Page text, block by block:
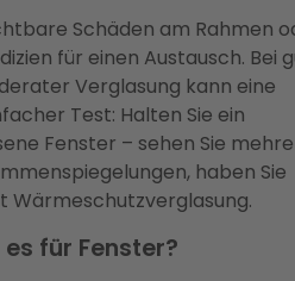
Schäden am Rahmen
für einen Austausch. Bei
Verglasung kann eine
Test: Halten Sie ein
Fenster – sehen Sie
haben Sie
für Fenster?